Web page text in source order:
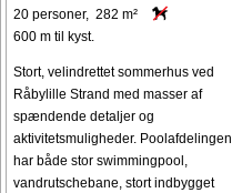
20 personer, 282 m²
600 m til kyst.
Stort, velindrettet sommerhus ved
Råbylille Strand med masser af
spændende detaljer og
aktivitetsmuligheder. Poolafdelingen
har både stor swimmingpool,
vandrutschebane, stort indbygget